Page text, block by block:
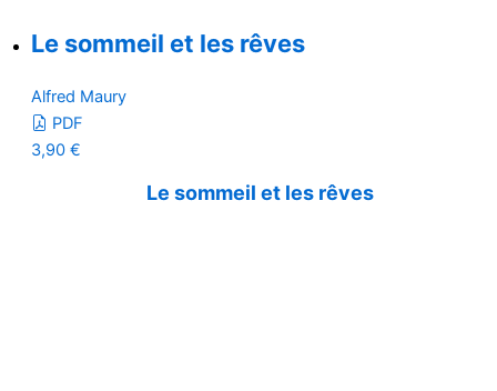
Le sommeil et les rêves
Alfred Maury
PDF
3,90 €
Le sommeil et les rêves